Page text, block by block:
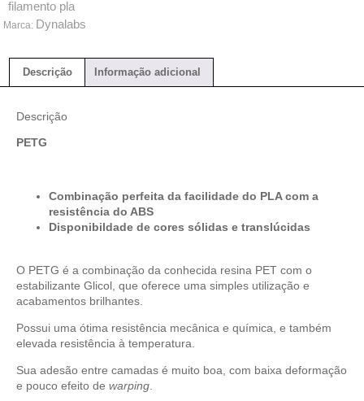
filamento pla
Marca: Dynalabs
Descrição Informação adicional
Descrição
PETG
Combinação perfeita da facilidade do PLA com a
resistência do ABS
Disponibildade de cores sólidas e translúcidas
O PETG é a combinação da conhecida resina PET com o
estabilizante Glicol, que oferece uma simples utilização e
acabamentos brilhantes.
Possui uma ótima resistência mecânica e química, e também
elevada resistência à temperatura.
Sua adesão entre camadas é muito boa, com baixa deformação
e pouco efeito de warping.